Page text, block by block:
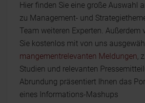
Hier finden Sie eine große Auswahl
zu Management- und
Team weiteren Experten. Außerdem
Sie kostenlos mit von uns
mangementrelevanten Meldungen,
Studien und relevanten
Abrundung präsentiert Ihnen das
eines Informations-Mashups